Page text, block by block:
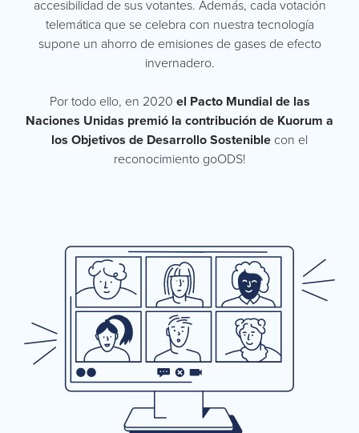
accesibilidad de sus votantes. Además, cada votación
telemática que se celebra con nuestra tecnología
supone un ahorro de emisiones de gases de efecto
invernadero.
Por todo ello, en 2020 el Pacto Mundial de las
Naciones Unidas premió la contribución de Kuorum a
los Objetivos de Desarrollo Sostenible con el
reconocimiento goODS!